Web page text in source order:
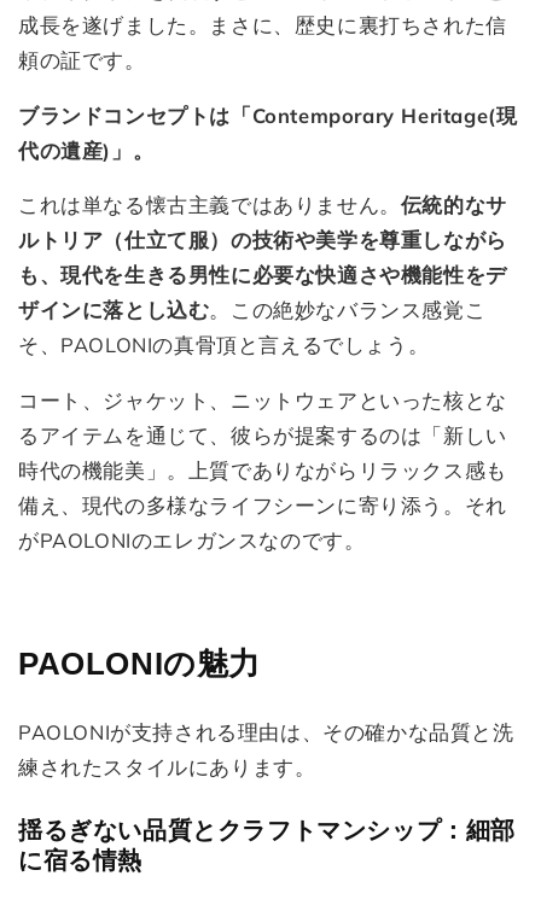
成長を遂げました。まさに、歴史に裏打ちされた信
頼の証です。
ブランドコンセプトは「Contemporary Heritage(現
代の遺産)」。
これは単なる懐古主義ではありません。 伝統的なサ
ルトリア（仕立て服）の技術や美学を尊重しながら
も、現代を生きる男性に必要な快適さや機能性をデ
ザインに落とし込む。この絶妙なバランス感覚こ
そ、PAOLONIの真骨頂と言えるでしょう。
コート、ジャケット、ニットウェアといった核とな
るアイテムを通じて、彼らが提案するのは「新しい
時代の機能美」。上質でありながらリラックス感も
備え、現代の多様なライフシーンに寄り添う。それ
がPAOLONIのエレガンスなのです。
PAOLONIの魅力
PAOLONIが支持される理由は、その確かな品質と洗
練されたスタイルにあります。
揺るぎない品質とクラフトマンシップ：細部
に宿る情熱